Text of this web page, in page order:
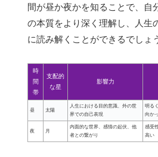
間が昼か夜かを知ることで、自
の本質をより深く理解し、人生
に読み解くことができるでしょ
時
間
帯
支配的
な星
影響力
昼 太陽
人生における目的意識、外の世
界での自己表現
明る
向か
夜 月
内面的な世界、感情の起伏、他
者との繋がり
感受
高い